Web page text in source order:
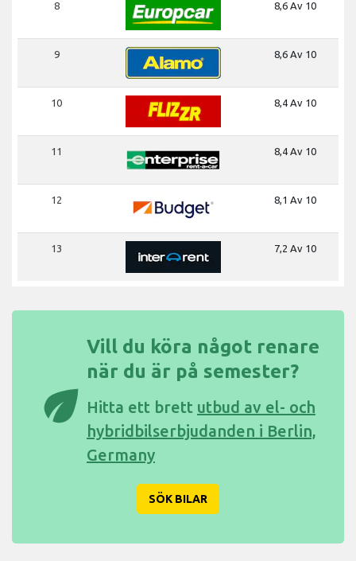
8 8,6 Av 10
9 8,6 Av 10
10 8,4 Av 10
11 8,4 Av 10
12 8,1 Av 10
13 7,2 Av 10
eco
Vill du köra något renare
när du är på semester?
Hitta ett brett utbud av el- och
hybridbilserbjudanden i Berlin,
Germany
SÖK BILAR